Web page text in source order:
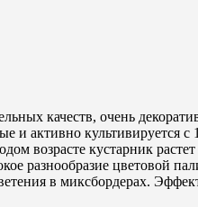
качеств, очень
и активно культивируется с
возрасте кустарник
разнообразие цветовой
в миксбордерах.